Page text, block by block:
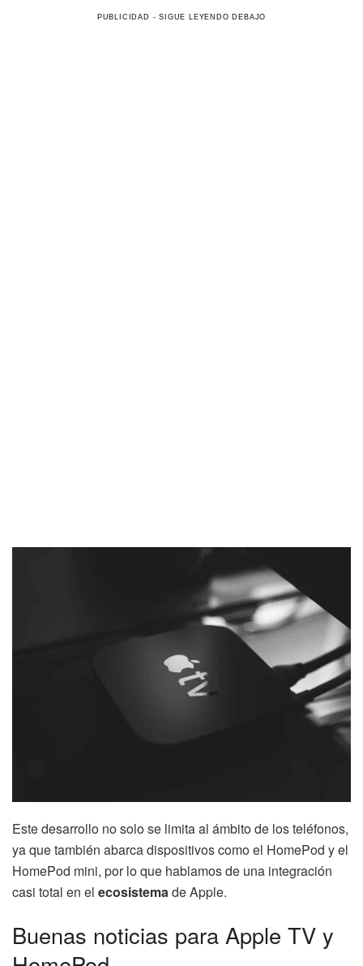
Este desarrollo no solo se limita al ámbito de los teléfonos,
ya que también abarca dispositivos como el HomePod y el
HomePod mini, por lo que hablamos de una integración
casi total en el ecosistema de Apple.
Buenas noticias para Apple TV y